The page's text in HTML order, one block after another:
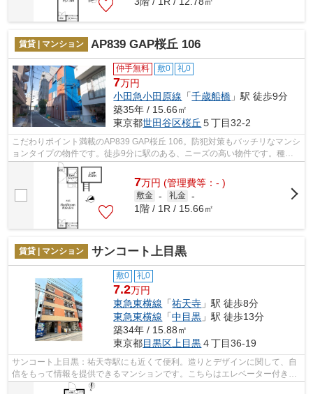
賃貸 | マンション AP839 GAP桜丘 106
仲手無料 敷0 礼0
7万円
小田急小田原線 「千歳船橋 」駅 徒歩9分
築35年 / 15.66㎡
東京都世田谷区桜丘 ５丁目32-2
こだわりポイント満載のAP839 GAP桜丘 106。防犯対策もバッチリなマンシ
ョンタイプの物件です。徒歩9分に駅のある、ニーズの高い物件です。種類
豊富な物件情報を取り揃え、ネクストラ...
7万円 (管理費等：- )
敷金 - 礼金 -
1階 / 1R / 15.66㎡
賃貸 | マンション サンコート上目黒
敷0 礼0
7.2万円
東急東横線 「祐天寺 」駅 徒歩8分
東急東横線 「中目黒 」駅 徒歩13分
築34年 / 15.88㎡
東京都目黒区 上目黒４丁目36-19
サンコート上目黒：祐天寺駅にも近くて便利。造りとデザインに関して、自
信をもって情報を提供できるマンションです。こちらはエレベーター付き物
件です。駅徒歩8分に駅が立地する物件...